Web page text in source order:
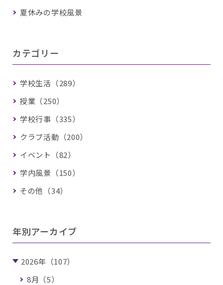
夏休みの学校風景
カテゴリー
学校生活（289）
授業（250）
学校行事（335）
クラブ活動（200）
イベント（82）
学内風景（150）
その他（34）
年別アーカイブ
2026年（107）
8月（5）